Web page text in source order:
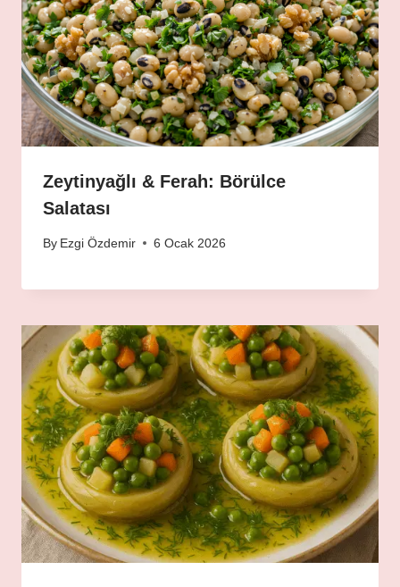
Zeytinyağlı & Ferah: Börülce
Salatası
By Ezgi Özdemir 6 Ocak 2026